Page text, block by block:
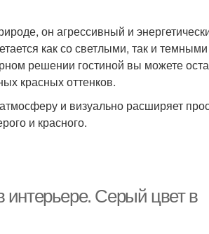
он агрессивный и
как со светлыми, так и
решении гостиной вы можете
красных оттенков.
и визуально расширяет
и красного.
Серый цвет в